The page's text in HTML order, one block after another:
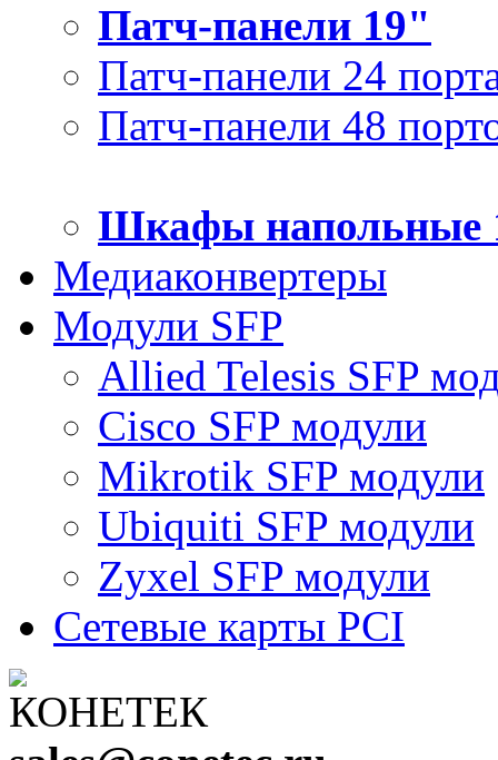
Патч-панели 19"
Патч-панели 24
Патч-панели 48
Шкафы напольные
Медиаконвертеры
Модули SFP
Allied Telesis SFP
Cisco SFP модули
Mikrotik SFP модули
Ubiquiti SFP модули
Zyxel SFP модули
Сетевые карты PCI